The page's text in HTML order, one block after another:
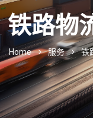
铁路物
Home 服务 铁